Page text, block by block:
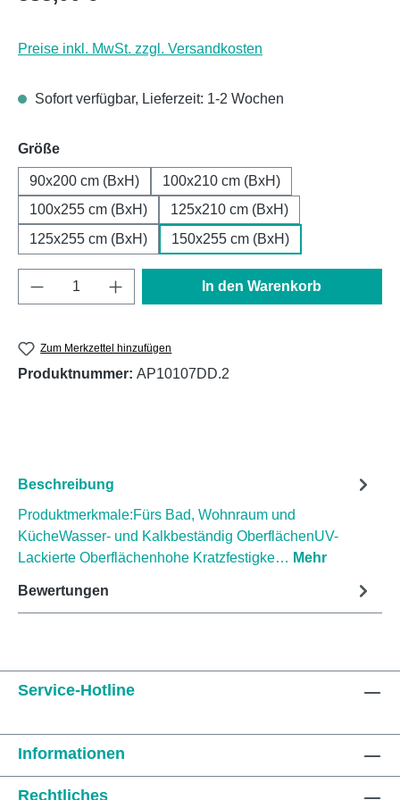
Preise inkl. MwSt. zzgl. Versandkosten
Sofort verfügbar, Lieferzeit: 1-2 Wochen
Größeauswählen
90x200 cm (BxH)
100x210 cm (BxH)
100x255 cm (BxH)
125x210 cm (BxH)
125x255 cm (BxH)
150x255 cm (BxH)
Produkt Anzahl: Gib den gewünschten
In den Warenkorb
Zum Merkzettel hinzufügen
Produktnummer: AP10107DD.2
Beschreibung
Produktmerkmale:Fürs Bad, Wohnraum und
KücheWasser- und Kalkbeständig OberflächenUV-
Lackierte Oberflächenhohe Kratzfestigke… Mehr
Bewertungen
Service-Hotline
Informationen
Rechtliches